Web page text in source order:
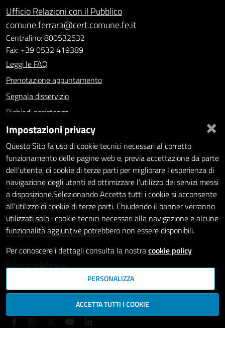
Ufficio Relazioni con il Pubblico
comune.ferrara@cert.comune.fe.it
Centralino: 800532532
Fax: +39 0532 419389
Leggi le FAQ
Prenotazione appuntamento
Segnala disservizio
Richiedi assistenza
Statistiche dei Siti web
Intranet - accesso riservato
Amministrazione trasparente
Informativa privacy
Social Media Policy
Note legali
Dichiarazione di accessibilità
Whistleblowing
Rubrica telefonica
SEGUICI SU
×
Impostazioni privacy
Questo Sito fa uso di cookie tecnici necessari al corretto
funzionamento delle pagine web e, previa accettazione da parte
dell'utente, di cookie di terze parti per migliorare l'esperienza di
navigazione degli utenti ed ottimizzare l'utilizzo dei servizi messi
a disposizione.Selezionando Accetta tutti i cookie si acconsente
all'utilizzo di cookie di terze parti. Chiudendo il banner verranno
utilizzati solo i cookie tecnici necessari alla navigazione e alcune
funzionalità aggiuntive potrebbero non essere disponibili.
Per conoscere i dettagli consulta la nostracookie policy
PERSONALIZZA
ACCETTA TUTTI I COOKIE